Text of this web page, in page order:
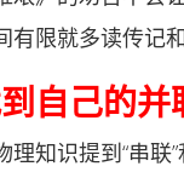
有限就多读传记和
自己的
识提到“串联”